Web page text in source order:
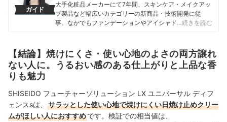
ガイド
大手化粧品メーカーにて7年間、スキンケア・メイクアッ
プ製品など幅広いカテゴリーの新商品・技術開発に従
事。なかでもファンデーションやアイシャドウ、口紅な
1500点以上のコスメを比較検証。開発現場で培った知識
をもとに、成分や処方の背景をふまえながら、専門的な
内容もユーザーにわかりやすく伝えることを大切にしな
…続きを読む
【結論】焼けにくさ・使い心地のよさの両方譲れ
ない人に。うるおい感のある仕上がりと上品な香
りも魅力
SHISEIDO フューチャーソリューション LX ユニバーサル ディフ
ェンスsは、
サラッとした使い心地で焼けにくい日焼け止めクリー
ムがほしい人におすすめです。検証での相当値は、